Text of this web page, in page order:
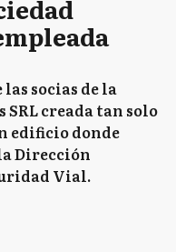
socias de la
creada tan solo
edificio donde
Dirección
Vial.